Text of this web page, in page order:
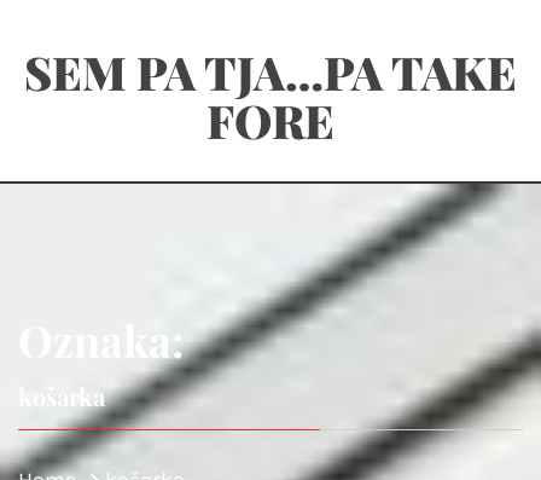
content
SEM PA TJA…PA TAKE
FORE
Oznaka:
košarka